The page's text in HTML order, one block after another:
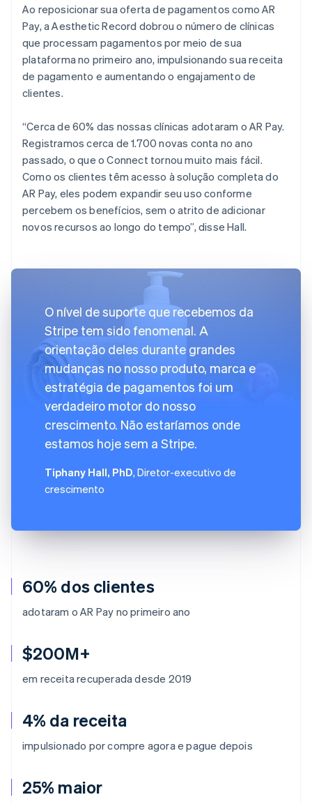
60% dos clientes
adotaram o AR Pay no primeiro ano
$200M+
em receita recuperada desde 2019
4% da receita
impulsionado por compre agora e pague depois
25% maior
Ao reposicionar sua oferta de pagamentos como AR
Pay, a Aesthetic Record dobrou o número de clínicas
que processam pagamentos por meio de sua
plataforma no primeiro ano, impulsionando sua receita
de pagamento e aumentando o engajamento de
clientes.
“Cerca de 60% das nossas clínicas adotaram o AR Pay.
Registramos cerca de 1.700 novas conta no ano
passado, o que o Connect tornou muito mais fácil.
Como os clientes têm acesso à solução completa do
AR Pay, eles podem expandir seu uso conforme
percebem os benefícios, sem o atrito de adicionar
novos recursos ao longo do tempo”, disse Hall.
O nível de suporte que recebemos da
Stripe tem sido fenomenal. A
orientação deles durante grandes
mudanças no nosso produto, marca e
estratégia de pagamentos foi um
verdadeiro motor do nosso
crescimento. Não estaríamos onde
estamos hoje sem a Stripe.
Tiphany Hall, PhD, Diretor-executivo de
crescimento